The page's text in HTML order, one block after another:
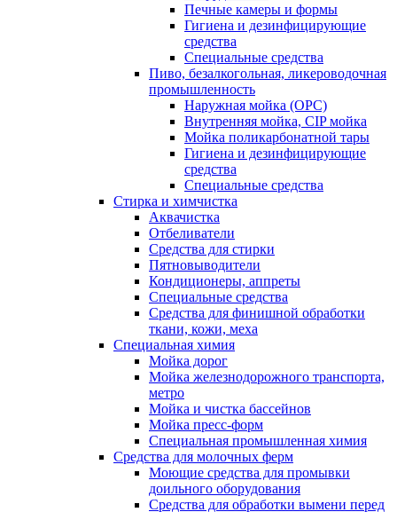
Печные камеры и формы
Гигиена и дезинфицирующие
средства
Специальные средства
Пиво, безалкогольная, ликероводочная
промышленность
Наружная мойка (ОРС)
Внутренняя мойка, CIP мойка
Мойка поликарбонатной тары
Гигиена и дезинфицирующие
средства
Специальные средства
Стирка и химчистка
Аквачистка
Отбеливатели
Средства для стирки
Пятновыводители
Кондиционеры, аппреты
Специальные средства
Средства для финишной обработки
ткани, кожи, меха
Специальная химия
Мойка дорог
Мойка железнодорожного транспорта,
метро
Мойка и чистка бассейнов
Мойка пресс-форм
Специальная промышленная химия
Средства для молочных ферм
Моющие средства для промывки
доильного оборудования
Средства для обработки вымени перед